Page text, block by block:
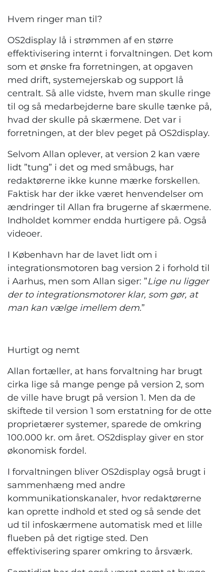
Hvem ringer man til?
OS2display lå i strømmen af en større
effektivisering internt i forvaltningen. Det kom
som et ønske fra forretningen, at opgaven
med drift, systemejerskab og support lå
centralt. Så alle vidste, hvem man skulle ringe
til og så medarbejderne bare skulle tænke på,
hvad der skulle på skærmene. Det var i
forretningen, at der blev peget på OS2display.
Selvom Allan oplever, at version 2 kan være
lidt ”tung” i det og med småbugs, har
redaktørerne ikke kunne mærke forskellen.
Faktisk har der ikke været henvendelser om
ændringer til Allan fra brugerne af skærmene.
Indholdet kommer endda hurtigere på. Også
videoer.
I København har de lavet lidt om i
integrationsmotoren bag version 2 i forhold til
i Aarhus, men som Allan siger: ”Lige nu ligger
der to integrationsmotorer klar, som gør, at
man kan vælge imellem dem.”
Hurtigt og nemt
Allan fortæller, at hans forvaltning har brugt
cirka lige så mange penge på version 2, som
de ville have brugt på version 1. Men da de
skiftede til version 1 som erstatning for de otte
proprietærer systemer, sparede de omkring
100.000 kr. om året. OS2display giver en stor
økonomisk fordel.
I forvaltningen bliver OS2display også brugt i
sammenhæng med andre
kommunikationskanaler, hvor redaktørerne
kan oprette indhold et sted og så sende det
ud til infoskærmene automatisk med et lille
flueben på det rigtige sted. Den
effektivisering sparer omkring to årsværk.